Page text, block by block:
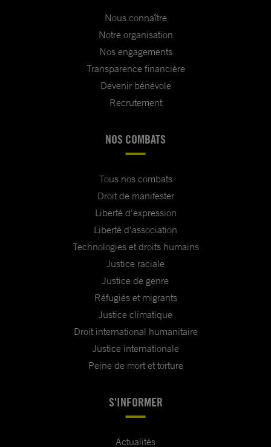
Nous connaître
Notre organisation
Nos engagements
Transparence financière
Devenir bénévole
Recrutement
NOS COMBATS
Tous nos combats
Droit de manifester
Liberté d'expression
Liberté d'association
Technologies et droits humains
Justice raciale
Justice de genre
Réfugiés et migrants
Justice climatique
Droit international humanitaire
Justice internationale
Peine de mort et torture
S'INFORMER
Actualités